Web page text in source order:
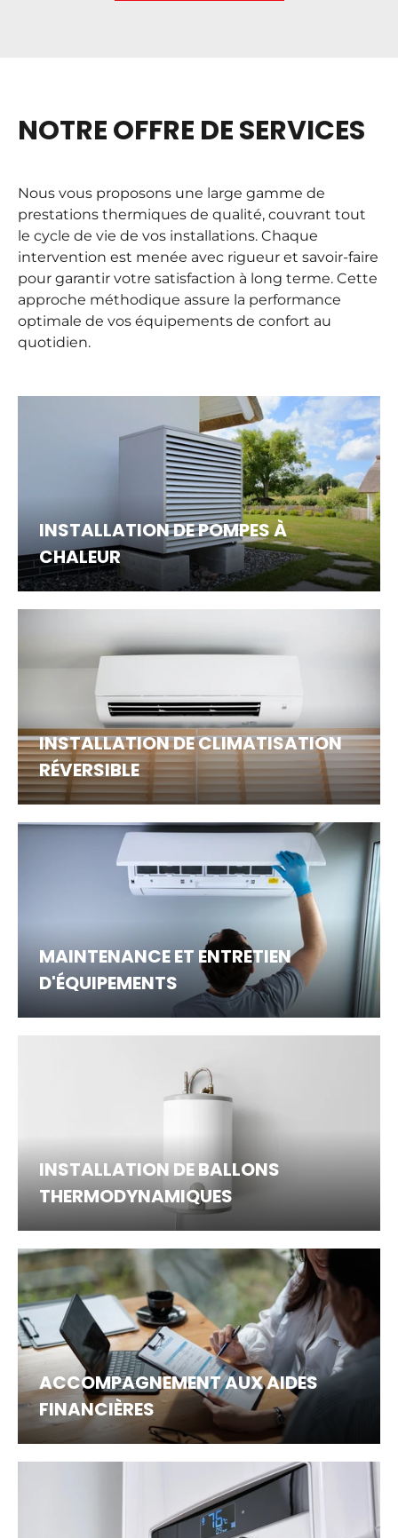
NOTRE OFFRE DE SERVICES
Nous vous proposons une large gamme de
prestations thermiques de qualité, couvrant tout
le cycle de vie de vos installations. Chaque
intervention est menée avec rigueur et savoir-faire
pour garantir votre satisfaction à long terme. Cette
approche méthodique assure la performance
optimale de vos équipements de confort au
quotidien.
INSTALLATION DE POMPES À
CHALEUR
INSTALLATION DE CLIMATISATION
RÉVERSIBLE
MAINTENANCE ET ENTRETIEN
D'ÉQUIPEMENTS
INSTALLATION DE BALLONS
THERMODYNAMIQUES
ACCOMPAGNEMENT AUX AIDES
FINANCIÈRES